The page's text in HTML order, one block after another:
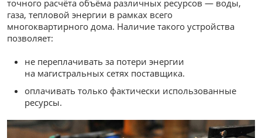
точного расчёта объёма различных ресурсов — воды,
газа, тепловой энергии в рамках всего
многоквартирного дома. Наличие такого устройства
позволяет:
не переплачивать за потери энергии
на магистральных сетях поставщика.
оплачивать только фактически использованные
ресурсы.